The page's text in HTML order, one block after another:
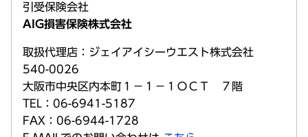
引受保険会社
AIG損害保険株式会社
取扱代理店：ジェイアイシーウエスト株式会社
540-0026
大阪市中央区内本町１－１－１ＯＣＴ ７階
TEL：06-6941-5187
FAX：06-6944-1728